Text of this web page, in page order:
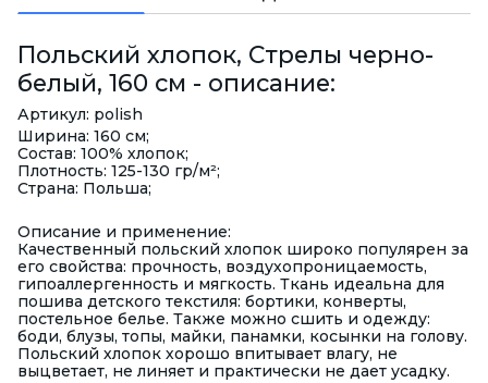
Польский хлопок, Стрелы черно-
белый, 160 см - описание:
Артикул: polish
Ширина: 160 см;
Состав: 100% хлопок;
Плотность: 125-130 гр/м²;
Страна: Польша;
Описание и применение:
Качественный польский хлопок широко популярен за
его свойства: прочность, воздухопроницаемость,
гипоаллергенность и мягкость. Ткань идеальна для
пошива детского текстиля: бортики, конверты,
постельное белье. Также можно сшить и одежду:
боди, блузы, топы, майки, панамки, косынки на голову.
Польский хлопок хорошо впитывает влагу, не
выцветает, не линяет и практически не дает усадку.